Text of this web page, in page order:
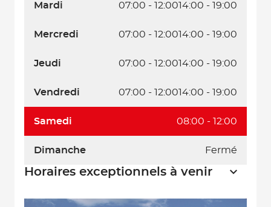
Mardi 07:00 - 12:0014:00 - 19:00
Mercredi 07:00 - 12:0014:00 - 19:00
Jeudi 07:00 - 12:0014:00 - 19:00
Vendredi 07:00 - 12:0014:00 - 19:00
Samedi 08:00 - 12:00
Dimanche Fermé
Horaires exceptionnels à venir